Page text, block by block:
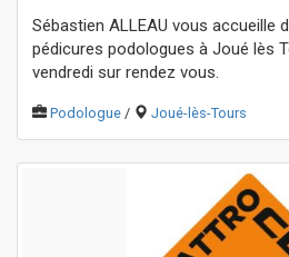
Sébastien ALLEAU vous accueille
pédicures podologues à Joué lès
vendredi sur rendez vous.
Podologue / Joué-lès-Tours